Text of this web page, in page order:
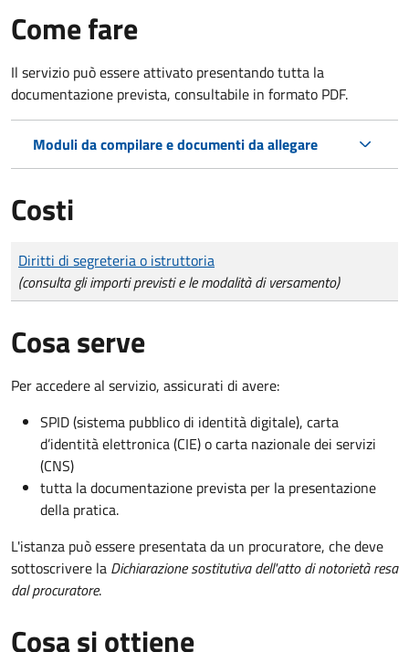
Come fare
Il servizio può essere attivato presentando tutta la
documentazione prevista, consultabile in formato PDF.
Moduli da compilare e documenti da allegare
Costi
Tipo di pagamento
Importo
Diritti di segreteria o istruttoria
(consulta gli importi previsti e le modalità di versamento)
Cosa serve
Per accedere al servizio, assicurati di avere:
SPID (sistema pubblico di identità digitale), carta
d’identità elettronica (CIE) o carta nazionale dei servizi
(CNS)
tutta la documentazione prevista per la presentazione
della pratica.
L'istanza può essere presentata da un procuratore, che deve
sottoscrivere la Dichiarazione sostitutiva dell'atto di notorietà resa
dal procuratore.
Cosa si ottiene